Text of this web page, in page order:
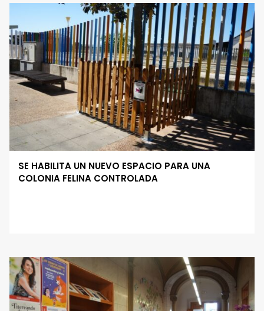
SE HABILITA UN NUEVO ESPACIO PARA UNA
COLONIA FELINA CONTROLADA